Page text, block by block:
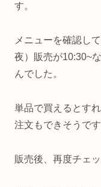
す。
メニューを確認し
夜）販売が10:30~
んでした。
単品で買えるとす
注文もできそうです
販売後、再度チェ